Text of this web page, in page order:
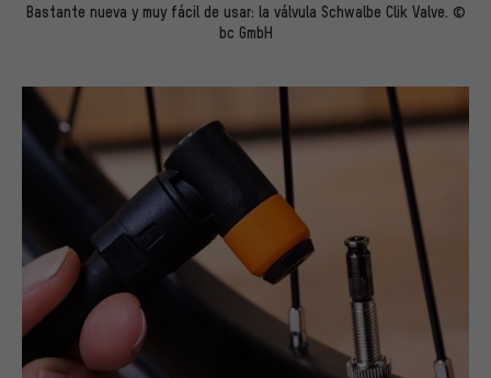
Bastante nueva y muy fácil de usar: la válvula Schwalbe Clik Valve. ©
bc GmbH